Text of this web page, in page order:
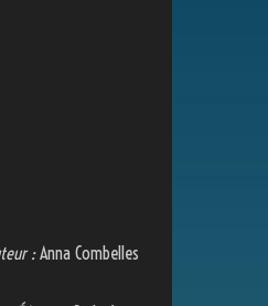
:Anna Combelles